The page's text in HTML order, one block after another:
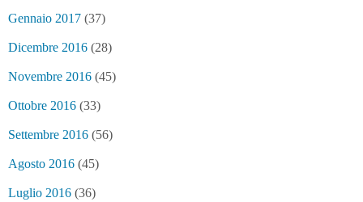
Gennaio 2017 (37)
Dicembre 2016 (28)
Novembre 2016 (45)
Ottobre 2016 (33)
Settembre 2016 (56)
Agosto 2016 (45)
Luglio 2016 (36)